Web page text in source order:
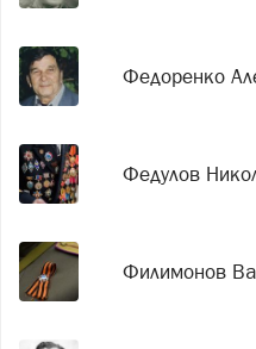
Федоренко
Федулов
Филимонов